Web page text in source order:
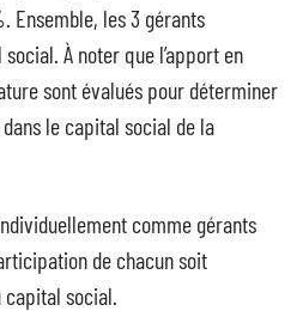
Ensemble, les 3 gérants
À noter que l’apport en
sont évalués pour déterminer
le capital social de la
comme gérants
de chacun soit
social.